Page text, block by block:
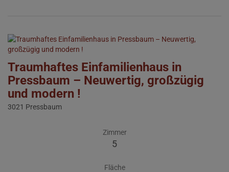
Traumhaftes Einfamilienhaus in
Pressbaum – Neuwertig, großzügig
und modern !
3021 Pressbaum
Zimmer
5
Fläche